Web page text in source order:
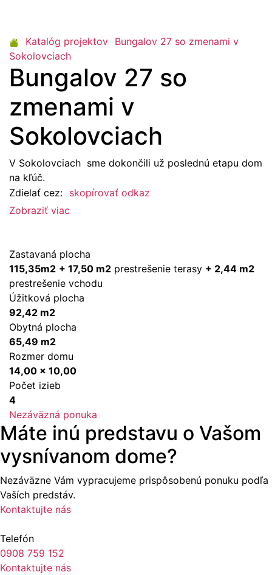
Katalóg projektov Bungalov 27 so zmenami v
Sokolovciach
Bungalov 27 so
zmenami v
Sokolovciach
V Sokolovciach sme dokončili už poslednú etapu dom
na kľúč.
Zdielať cez: skopírovať odkaz
Zobraziť viac
Zastavaná plocha
115,35m2 + 17,50 m2 prestrešenie terasy + 2,44 m2
prestrešenie vchodu
Úžitková plocha
92,42 m2
Obytná plocha
65,49 m2
Rozmer domu
14,00 x 10,00
Počet izieb
4
Nezáväzná ponuka
Máte inú predstavu o Vašom
vysnívanom dome?
Nezáväzne Vám vypracujeme prispôsobenú ponuku podľa
Vaších predstáv.
Kontaktujte nás
Telefón
0908 759 152
Kontaktujte nás